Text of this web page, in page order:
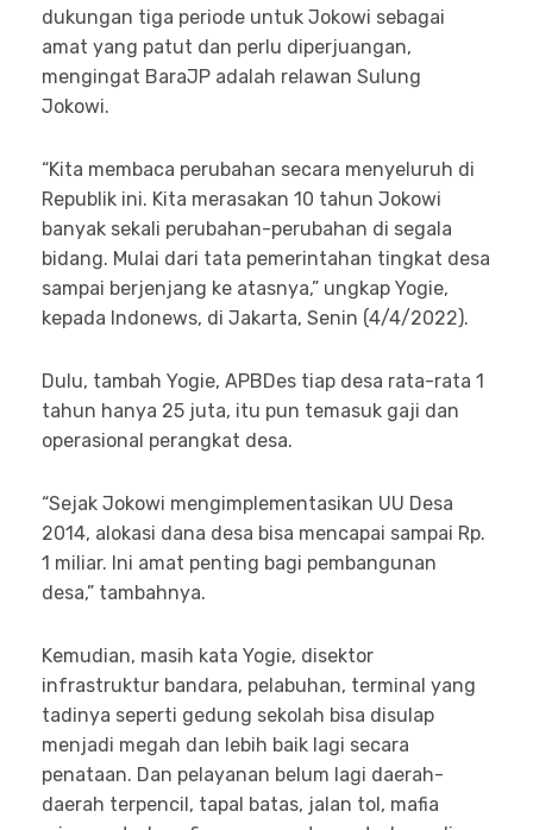
dukungan tiga periode untuk Jokowi sebagai
amat yang patut dan perlu diperjuangan,
mengingat BaraJP adalah relawan Sulung
Jokowi.
“Kita membaca perubahan secara menyeluruh di
Republik ini. Kita merasakan 10 tahun Jokowi
banyak sekali perubahan-perubahan di segala
bidang. Mulai dari tata pemerintahan tingkat desa
sampai berjenjang ke atasnya,” ungkap Yogie,
kepada Indonews, di Jakarta, Senin (4/4/2022).
Dulu, tambah Yogie, APBDes tiap desa rata-rata 1
tahun hanya 25 juta, itu pun temasuk gaji dan
operasional perangkat desa.
“Sejak Jokowi mengimplementasikan UU Desa
2014, alokasi dana desa bisa mencapai sampai Rp.
1 miliar. Ini amat penting bagi pembangunan
desa,” tambahnya.
Kemudian, masih kata Yogie, disektor
infrastruktur bandara, pelabuhan, terminal yang
tadinya seperti gedung sekolah bisa disulap
menjadi megah dan lebih baik lagi secara
penataan. Dan pelayanan belum lagi daerah-
daerah terpencil, tapal batas, jalan tol, mafia